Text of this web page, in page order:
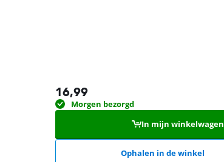
16,99
Morgen bezorgd
In mijn winkelwagen
Ophalen in de winkel